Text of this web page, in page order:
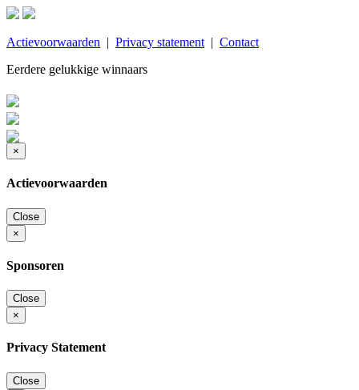
Actievoorwaarden | Privacy statement | Contact
Eerdere gelukkige winnaars
×
Actievoorwaarden
Close
×
Sponsoren
Close
×
Privacy Statement
Close